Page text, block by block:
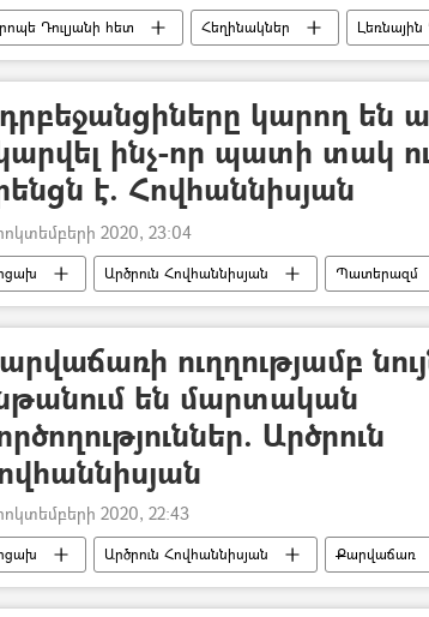
Դուլյանի հետ Հեղինակներ
հակամարտություն
Ադրբեջան
կարող են
ինչ-որ պատի տակ
է. Հովհաննիսյան
2020, 23:04
Արծրուն Հովհաննիսյան Պատերազմ
ագրեսիան Արցախում - 2020
ուղղությամբ
են մարտական
Արծրուն
2020, 22:43
Արծրուն Հովհաննիսյան Քարվաճառ
ագրեսիան Արցախում - 2020